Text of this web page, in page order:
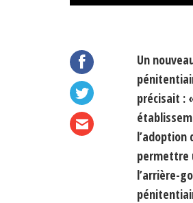
Un
précisait :
permettre
l’arrière-